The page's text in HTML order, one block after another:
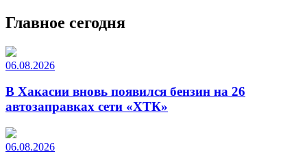
Главное сегодня
06.08.2026
В Хакасии вновь появился бензин на 26
автозаправках сети «ХТК»
06.08.2026